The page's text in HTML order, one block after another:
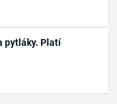
pytláky. Platí